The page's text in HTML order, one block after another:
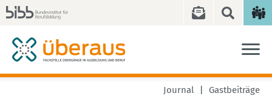
Journal Gastbeiträge